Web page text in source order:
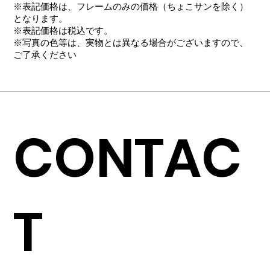
※表記価格は、フレームのみの価格（ちょこサンを除く）
となります。
​※表記価格は税込です。
※写真の色等は、実物とは異なる場合がございますので、
ご了承ください
CONTAC
T